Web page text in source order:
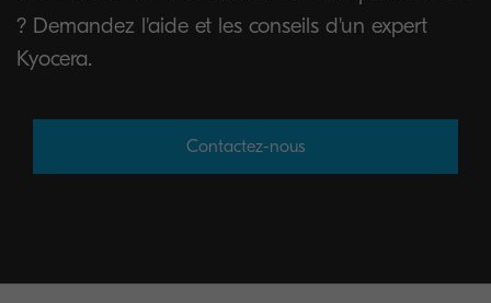
? Demandez l'aide et les conseils d'un expert
Kyocera.
Contactez-nous